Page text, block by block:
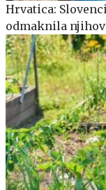
Hrvatica:
odmaknila